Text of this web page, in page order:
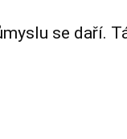
se daří.